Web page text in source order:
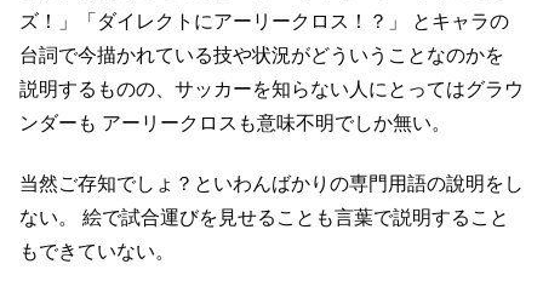
ズ！」「ダイレクトにアーリークロス！？」
とキャラの
台詞で今描かれている技や状況がどういうことなのかを
説明するものの、サッカーを知らない人にとってはグラウ
ンダーも アーリークロスも意味不明でしか無い。
当然ご存知でしょ？といわんばかりの専門用語の說明をし
ない。
絵で試合運びを見せることも言葉で説明すること
もできていない。